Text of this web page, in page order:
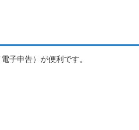
子申告）が便利です。